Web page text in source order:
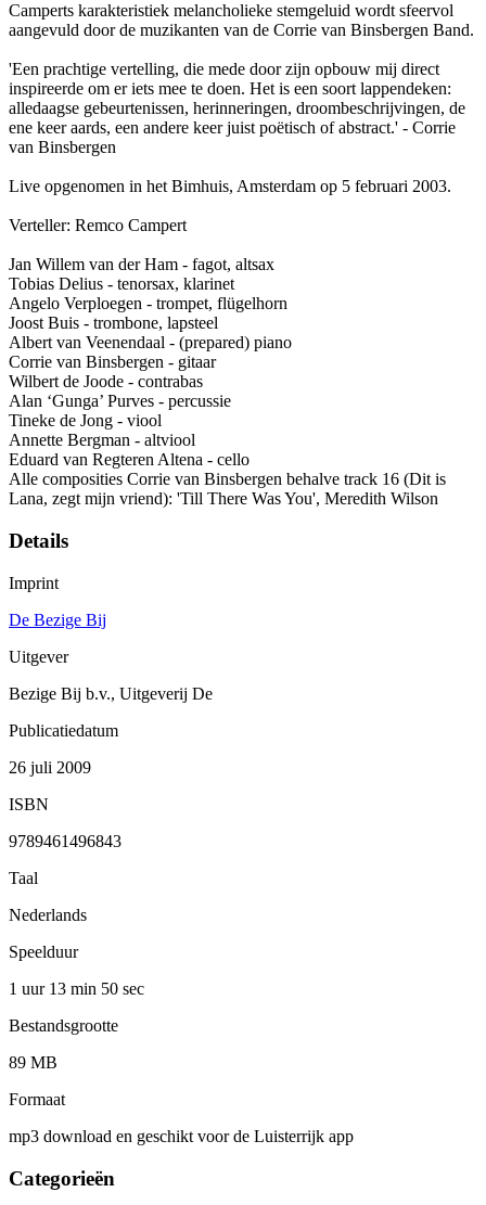
Camperts karakteristiek melancholieke stemgeluid wordt sfeervol
aangevuld door de muzikanten van de Corrie van Binsbergen Band.
'Een prachtige vertelling, die mede door zijn opbouw mij direct
inspireerde om er iets mee te doen. Het is een soort lappendeken:
alledaagse gebeurtenissen, herinneringen, droombeschrijvingen, de
ene keer aards, een andere keer juist poëtisch of abstract.' - Corrie
van Binsbergen
Live opgenomen in het Bimhuis, Amsterdam op 5 februari 2003.
Verteller: Remco Campert
Jan Willem van der Ham - fagot, altsax
Tobias Delius - tenorsax, klarinet
Angelo Verploegen - trompet, flügelhorn
Joost Buis - trombone, lapsteel
Albert van Veenendaal - (prepared) piano
Corrie van Binsbergen - gitaar
Wilbert de Joode - contrabas
Alan ‘Gunga’ Purves - percussie
Tineke de Jong - viool
Annette Bergman - altviool
Eduard van Regteren Altena - cello
Alle composities Corrie van Binsbergen behalve track 16 (Dit is
Lana, zegt mijn vriend): 'Till There Was You', Meredith Wilson
Details
Imprint
De Bezige Bij
Uitgever
Bezige Bij b.v., Uitgeverij De
Publicatiedatum
26 juli 2009
ISBN
9789461496843
Taal
Nederlands
Speelduur
1 uur 13 min 50 sec
Bestandsgrootte
89 MB
Formaat
mp3 download en geschikt voor de Luisterrijk app
Categorieën